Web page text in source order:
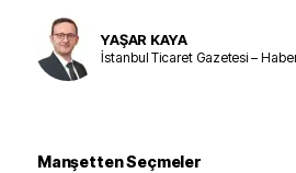
YAŞAR KAYA
İstanbul Ticaret Gazetesi –
Manşetten Seçmeler